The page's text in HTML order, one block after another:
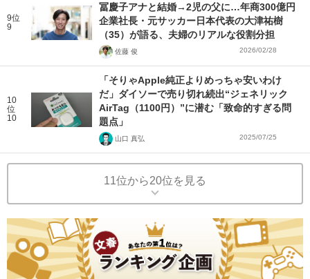
9位
9
冨慶子アナと結婚→2児の父に…年商300億円
企業社長・元サッカー日本代表の大津祐樹
（35）が語る、夫婦のリアルな役割分担
佐藤 俊 2026/02/28
10
位
10
「そりゃApple純正よりめっちゃ安いわけ
だ」ダイソーで売り切れ続出“ジェネリック
AirTag（1100円）”に潜む「致命的すぎる問
題点」
山口 真弘 2025/07/25
11位から20位を見る